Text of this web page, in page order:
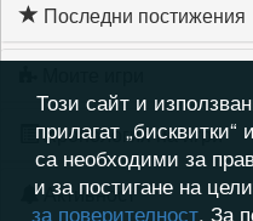
Последни постижения
Хронология на игри
Активност
Този сайт и
прилагат
са необходими за
и за постигане на
за поверителност. За